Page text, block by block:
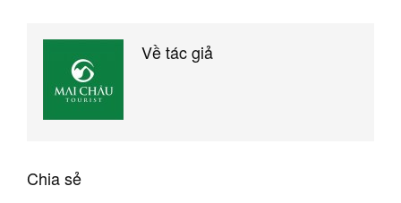
Về tác giả
Chia sẻ